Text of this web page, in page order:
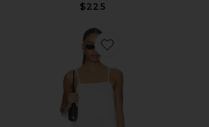
$225
Favorite ПЛАТЬЕ CLEAN